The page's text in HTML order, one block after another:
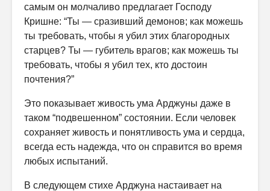
самым он молчаливо предлагает Господу
Кришне: “Ты — сразивший демонов; как можешь
ты требовать, чтобы я убил этих благородных
старцев? Ты — губитель врагов; как можешь ты
требовать, чтобы я убил тех, кто достоин
почтения?”
Это показывает живость ума Арджуны даже в
таком “подвешенном” состоянии. Если человек
сохраняет живость и понятливость ума и сердца,
всегда есть надежда, что он справится во время
любых испытаний.
В следующем стихе Арджуна настаивает на